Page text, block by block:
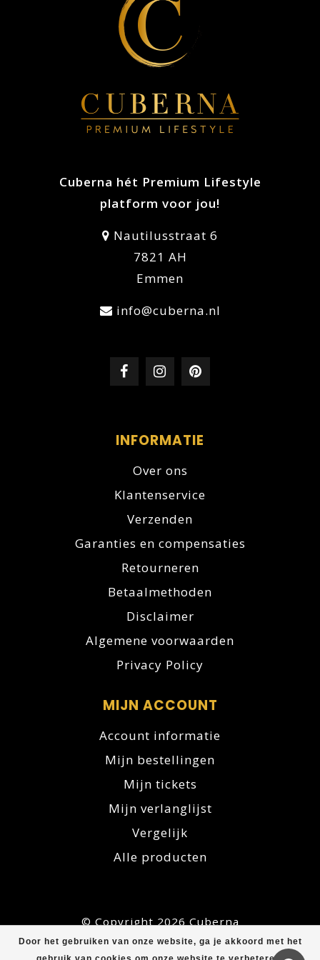
Door het gebruiken van onze website, ga je akkoord met het
Cuberna hét Premium Lifestyle
platform voor jou!
Nautilusstraat 6
7821 AH
Emmen
info@cuberna.nl
INFORMATIE
Over ons
Klantenservice
Verzenden
Garanties en compensaties
Retourneren
Betaalmethoden
Disclaimer
Algemene voorwaarden
Privacy Policy
MIJN ACCOUNT
Account informatie
Mijn bestellingen
Mijn tickets
Mijn verlanglijst
Vergelijk
Alle producten
© Copyright 2026 Cuberna